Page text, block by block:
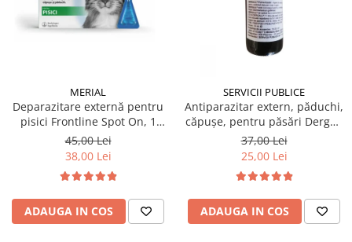
MERIAL
Deparazitare externă pentru
pisici Frontline Spot On, 1
pipetă
45,00 Lei
38,00 Lei
ADAUGA IN COS
SERVICII PUBLICE
Antiparazitar extern, păduchi,
căpuşe, pentru păsări Dergall
10 ml
37,00 Lei
25,00 Lei
ADAUGA IN COS